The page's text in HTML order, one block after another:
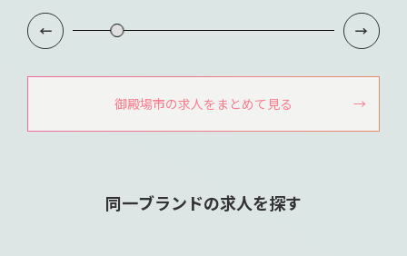
御殿場市の求人をまとめて見る
同一ブランドの求人を探す